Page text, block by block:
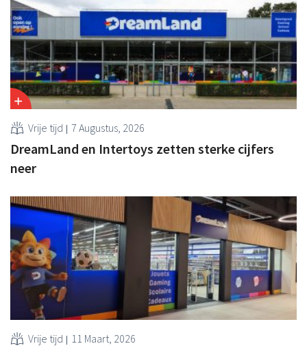
Vrije tijd 7 Augustus, 2026
DreamLand en Intertoys zetten sterke cijfers
neer
Vrije tijd 11 Maart, 2026